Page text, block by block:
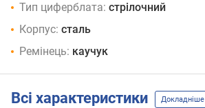
Тип циферблата: стрілочний
Корпус: сталь
Ремінець: каучук
Всі характеристики Докладніше